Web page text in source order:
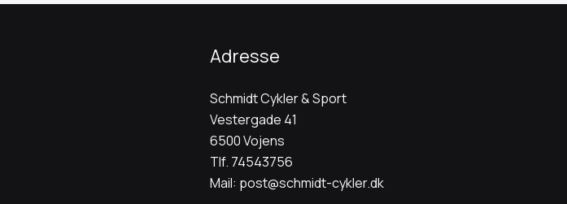
Adresse
Schmidt Cykler & Sport
Vestergade 41
6500 Vojens
Tlf. 74543756
Mail: post@schmidt-cykler.dk